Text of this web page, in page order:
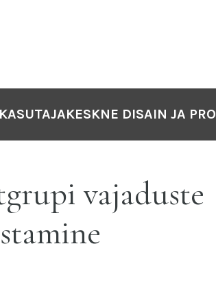
KASUTAJAKESKNE DISAIN JA
vajaduste